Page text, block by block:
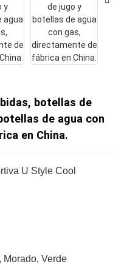
botellas de
de agua con
en China.
U Style Cool
Morado, Verde